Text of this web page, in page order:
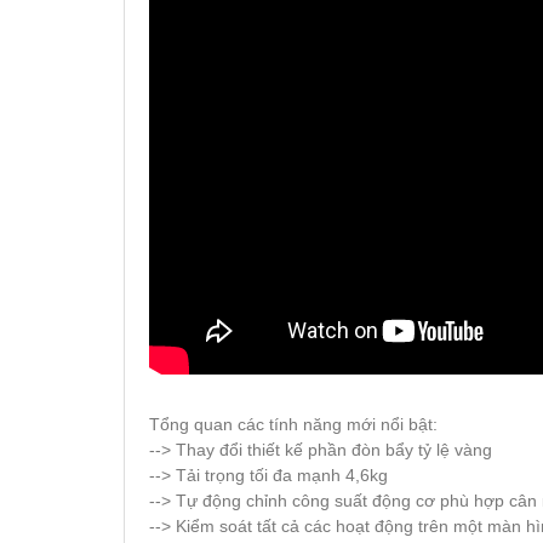
Tổng quan các tính năng mới nổi bật:
--> Thay đổi thiết kế phần đòn bẩy tỷ lệ vàng
--> Tải trọng tối đa mạnh 4,6kg
--> Tự động chỉnh công suất động cơ phù hợp cân
--> Kiểm soát tất cả các hoạt động trên một màn